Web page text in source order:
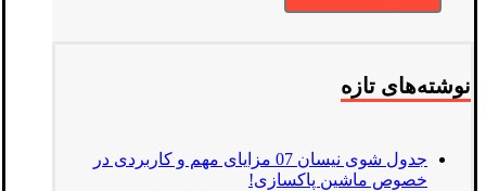
نوشته‌های تازه
جدول شوی نیسان 07 مزایای مهم و کاربردی در
خصوص ماشین پاکسازی!